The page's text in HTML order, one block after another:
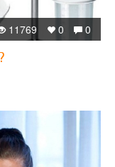
0
0
11769